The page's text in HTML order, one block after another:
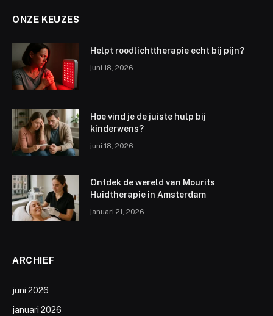
ONZE KEUZES
Helpt roodlichttherapie echt bij pijn?
juni 18, 2026
Hoe vind je de juiste hulp bij
kinderwens?
juni 18, 2026
Ontdek de wereld van Mourits
Huidtherapie in Amsterdam
januari 21, 2026
ARCHIEF
juni 2026
januari 2026